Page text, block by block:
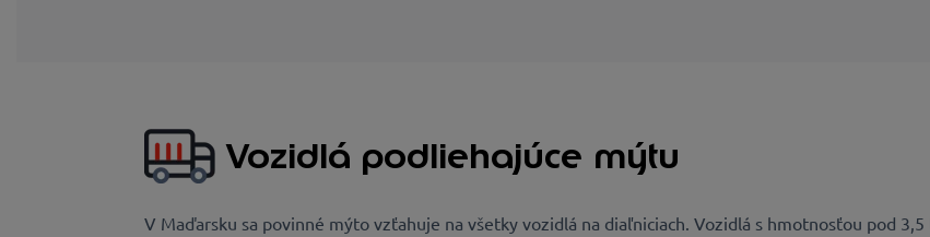
Vozidlá podliehajúce mýtu
V Maďarsku sa povinné mýto vzťahuje na všetky vozidlá na diaľniciach. Vozidlá s hmotnosťou pod